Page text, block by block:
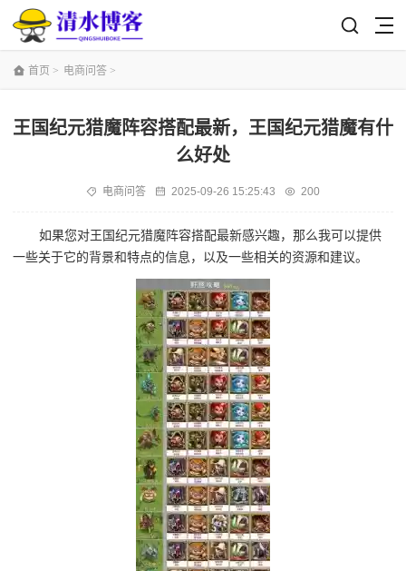
首页 > 电商问答 >
王国纪元猎魔阵容搭配最新，王国纪元猎魔有什
么好处
电商问答 2025-09-26 15:25:43 200
如果您对王国纪元猎魔阵容搭配最新感兴趣，那么我可以提供
一些关于它的背景和特点的信息，以及一些相关的资源和建议。